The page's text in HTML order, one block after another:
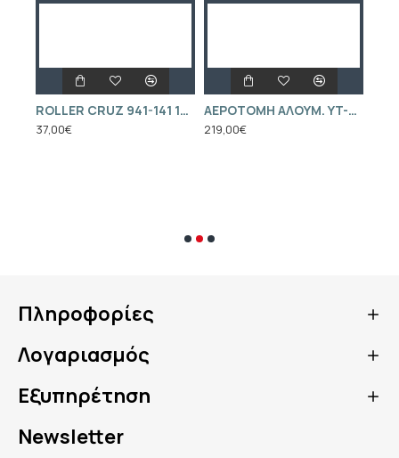
ROLLER CRUZ 941-141 129CM ΓΙΑ ΜΠΑΡΕΣ EVO
37,00€
ΑΕΡΟΤΟΜΗ ΑΛΟΥΜ. YT-68880 (CARBON ΟΡΟΦΗΣ)
219,00€
Πληροφορίες
Λογαριασμός
Εξυπηρέτηση
Newsletter